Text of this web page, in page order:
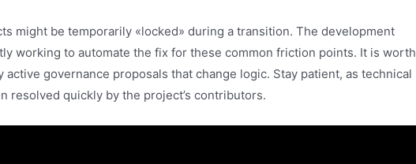
might be temporarily «locked» during a transition. The development
working to automate the fix for these common friction points. It is worth
active governance proposals that change logic. Stay patient, as technical
resolved quickly by the project’s contributors.